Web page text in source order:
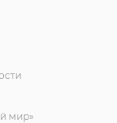
мир»